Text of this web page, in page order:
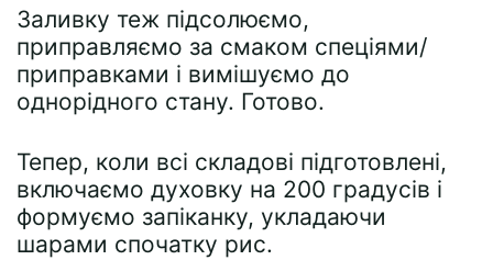
Заливку теж підсолюємо,
приправляємо за смаком спеціями/
приправками і вимішуємо до
однорідного стану. Готово.
Тепер, коли всі складові підготовлені,
включаємо духовку на 200 градусів і
формуємо запіканку, укладаючи
шарами спочатку рис.